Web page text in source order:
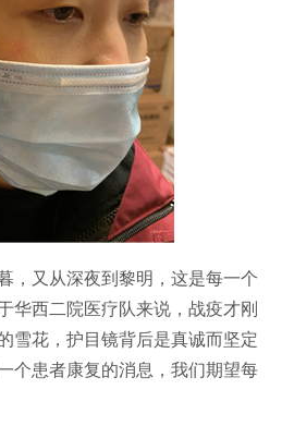
，又从深夜到黎明，这是每一个
华西二院医疗队来说，战疫才刚
雪花，护目镜背后是真诚而坚定
个患者康复的消息，我们期望每